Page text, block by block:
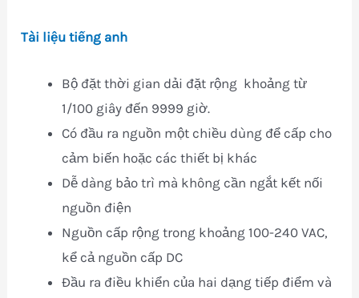
Tài liệu tiếng anh
Bộ đặt thời gian dải đặt rộng khoảng từ
1/100 giây đến 9999 giờ.
Có đầu ra nguồn một chiều dùng để cấp cho
cảm biến hoặc các thiết bị khác
Dễ dàng bảo trì mà không cần ngắt kết nối
nguồn điện
Nguồn cấp rộng trong khoảng 100-240 VAC,
kể cả nguồn cấp DC
Đầu ra điều khiển của hai dạng tiếp điểm và